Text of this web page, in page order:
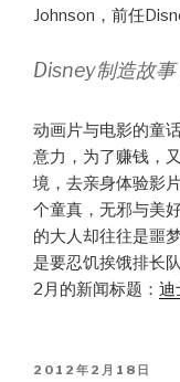
Johnson，前任
Disney制造故
动画片与电影的童
意力，为了赚钱，
境，去亲身体验影
个童真，无邪与美
的大人却往往是噩
是要忍饥挨饿排长
2月的新闻标题： 迪
POSTED
2012年2月18日